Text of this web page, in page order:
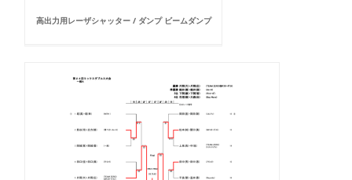
高出力用レーザシャッター / ダンプ ビームダンプ